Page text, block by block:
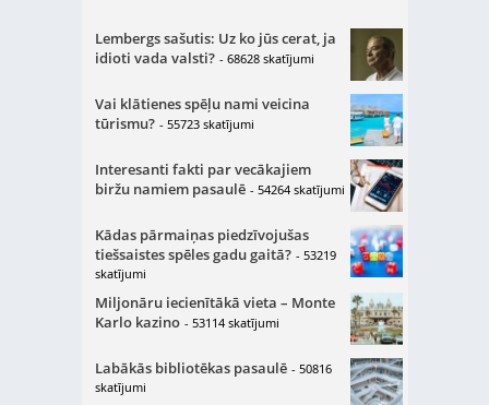
Lembergs sašutis: Uz ko jūs cerat, ja
idioti vada valsti? - 68628 skatījumi
Vai klātienes spēļu nami veicina
tūrismu? - 55723 skatījumi
Interesanti fakti par vecākajiem
biržu namiem pasaulē - 54264 skatījumi
Kādas pārmaiņas piedzīvojušas
tiešsaistes spēles gadu gaitā? - 53219
skatījumi
Miljonāru iecienītākā vieta – Monte
Karlo kazino - 53114 skatījumi
Labākās bibliotēkas pasaulē - 50816
skatījumi